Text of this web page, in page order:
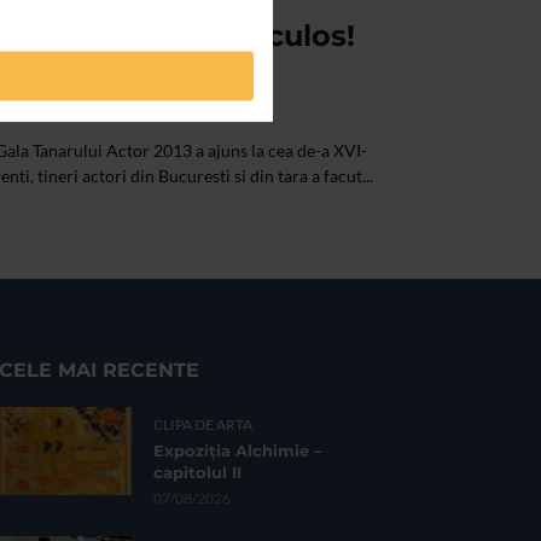
sunt spectaculos!
Tanarului Actor 2013 a ajuns la cea de-a XVI-
tineri actori din Bucuresti si din tara a facut...
CELE MAI RECENTE
CLIPA DE ARTA
Expoziția Alchimie –
capitolul II
07/08/2026